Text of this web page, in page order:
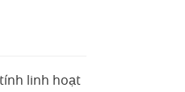
linh hoạt